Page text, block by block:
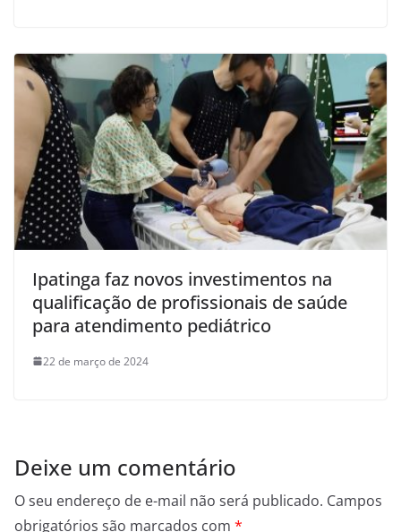
Ipatinga faz novos investimentos na
qualificação de profissionais de saúde
para atendimento pediátrico
22 de março de 2024
Deixe um comentário
O seu endereço de e-mail não será publicado. Campos
obrigatórios são marcados com *